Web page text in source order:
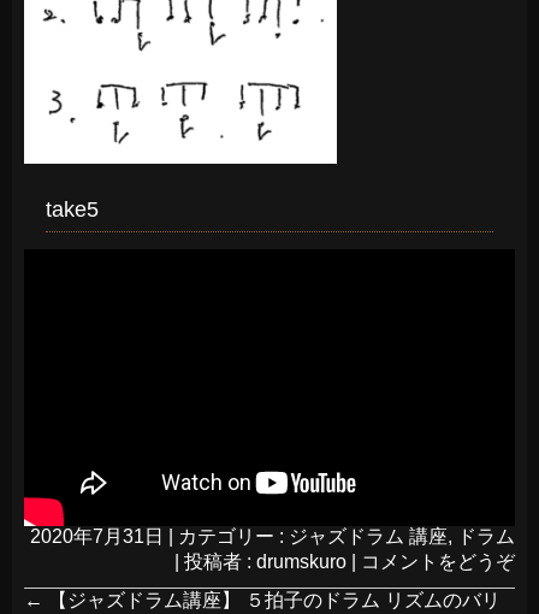
take5
2020年7月31日 カテゴリー : ジャズドラム 講座, ドラム
投稿者 : drumskuro
コメントをどうぞ
←
【ジャズドラム講座】 ５拍子のドラム リズムのバリ